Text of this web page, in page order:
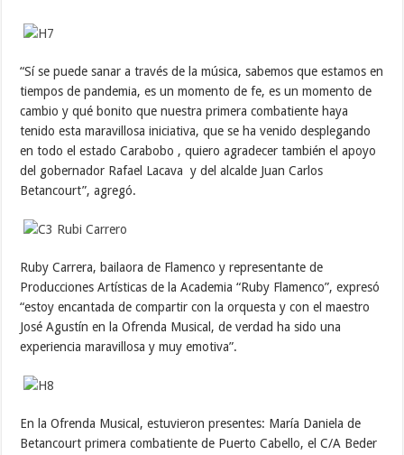
“Sí se puede sanar a través de la música, sabemos que estamos en
tiempos de pandemia, es un momento de fe, es un momento de
cambio y qué bonito que nuestra primera combatiente haya
tenido esta maravillosa iniciativa, que se ha venido desplegando
en todo el estado Carabobo , quiero agradecer también el apoyo
del gobernador Rafael Lacava y del alcalde Juan Carlos
Betancourt”, agregó.
Ruby Carrera, bailaora de Flamenco y representante de
Producciones Artísticas de la Academia “Ruby Flamenco”, expresó
“estoy encantada de compartir con la orquesta y con el maestro
José Agustín en la Ofrenda Musical, de verdad ha sido una
experiencia maravillosa y muy emotiva”.
En la Ofrenda Musical, estuvieron presentes: María Daniela de
Betancourt primera combatiente de Puerto Cabello, el C/A Beder